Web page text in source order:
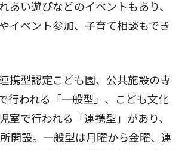
あい遊びなどのイベントもあり、
イベント参加、子育て相談もでき
携型認定こども園、公共施設の専
行われる「一般型」、こども文化
室で行われる「連携型」があり、
開設。一般型は月曜から金曜、連